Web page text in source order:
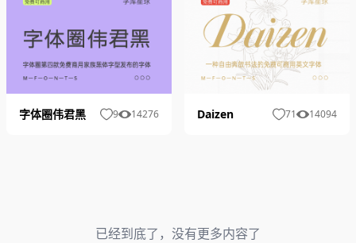
字体圈伟君黑 9 14276 Daizen 71 14094
已经到底了，没有更多内容了